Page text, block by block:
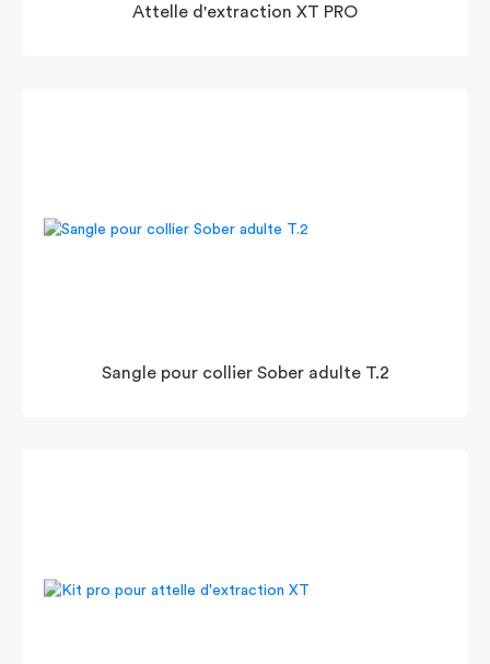
Attelle d'extraction XT PRO
Sangle pour collier Sober adulte T.2